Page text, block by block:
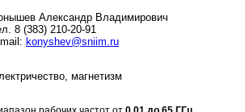
Александр Владимирович
8 (383) 210-20-91
konyshev@sniim.ru
магнетизм